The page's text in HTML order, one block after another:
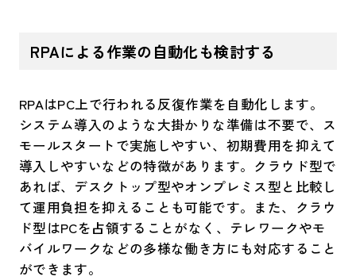
RPAによる作業の自動化も検討する
RPAはPC上で行われる反復作業を自動化します。
システム導入のような大掛かりな準備は不要で、ス
モールスタートで実施しやすい、初期費用を抑えて
導入しやすいなどの特徴があります。クラウド型で
あれば、デスクトップ型やオンプレミス型と比較し
て運用負担を抑えることも可能です。また、クラウ
ド型はPCを占領することがなく、テレワークやモ
バイルワークなどの多様な働き方にも対応すること
ができます。